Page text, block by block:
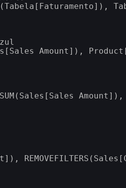
Amount]),